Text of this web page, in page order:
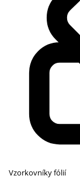
Vzorkovníky fólií